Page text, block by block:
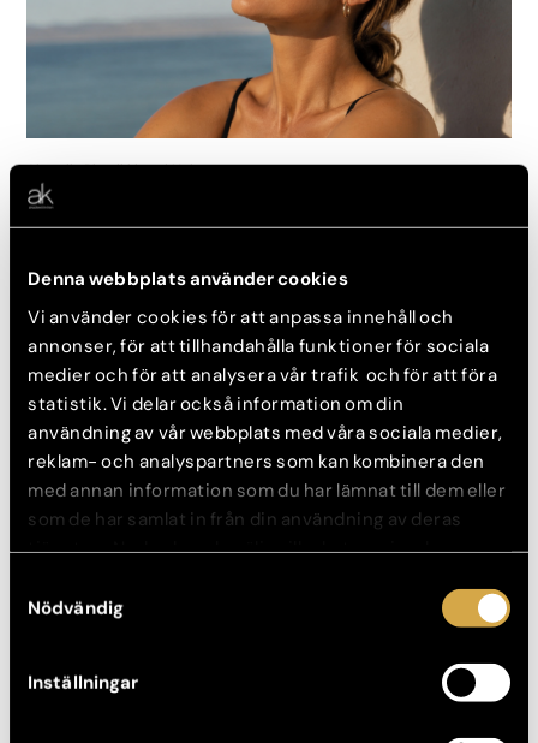
Denna webbplats använder cookies
Vi använder cookies för att anpassa innehåll och
annonser, för att tillhandahålla funktioner för sociala
medier och för att analysera vår trafik och för att föra
statistik. Vi delar också information om din
användning av vår webbplats med våra sociala medier,
reklam- och analyspartners som kan kombinera den
med annan information som du har lämnat till dem eller
som de har samlat in från din användning av deras
tjänster. Nedan kan du välja vilka kategorier du
mer information om hur varje kategori används.
Nödvändig
Inställningar
Aktuellt, Plastikkirurgi, Nyheter
Hud- och injektionsbehandlingar på sommaren
21 juli, 2026
Forskning visar: kvinnliga kirurger kan ge tryggare resultat